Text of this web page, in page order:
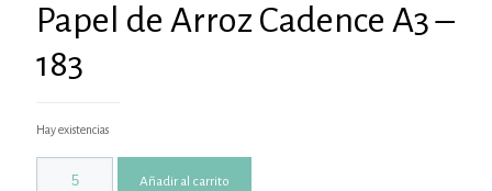
Papel de Arroz Cadence A3 –
183
Hay existencias
Añadir al carrito